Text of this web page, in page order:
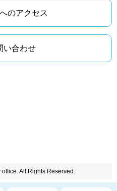
のアクセス
い合わせ
All Rights Reserved.